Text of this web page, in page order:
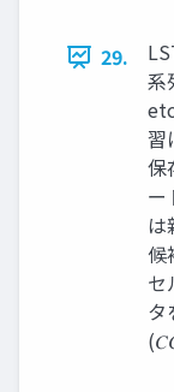
29.
系
習
保
ー
は
候
セ
タ